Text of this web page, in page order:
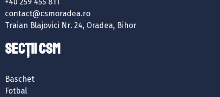
contact@csmoradea.ro
Traian Blajovici Nr. 24, Oradea, Bihor
SECȚII CSM
Baschet
Fotbal